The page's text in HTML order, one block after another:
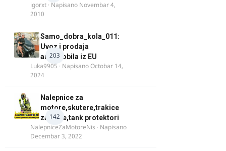
igorxt · Napisano Novembar 4,
2010
203
Samo_dobra_kola_011:
Uvoz i prodaja
automobila iz EU
Luka9905 · NapisanoOctobar 14,
2024
142
Nalepnice za
motore,skutere,trakice
za felne,tank protektori
NalepniceZaMotoreNis · Napisano
Decembar 3, 2022